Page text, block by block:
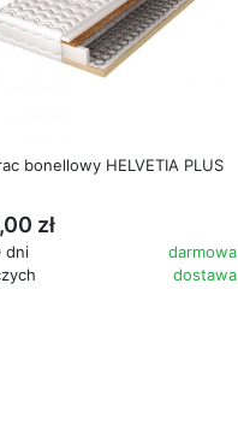
bonellowy HELVETIA PLUS
zł
dni
darmowa
dostawa